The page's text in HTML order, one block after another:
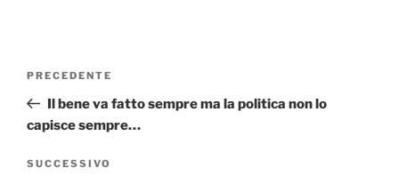
Navigazione
Articolo
precedente:
PRECEDENTE
Il bene va fatto sempre ma la politica non lo
capisce sempre…
Articolo
SUCCESSIVO